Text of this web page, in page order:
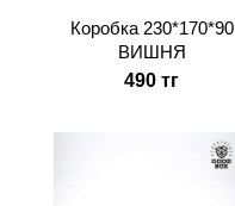
Коробка 230*170*90
ВИШНЯ
490 тг